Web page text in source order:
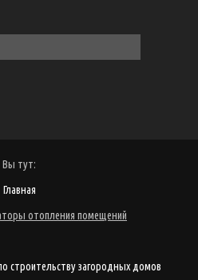
Вы тут:
Главная
отопления помещений
строительству загородных домов